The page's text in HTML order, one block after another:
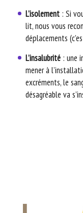
L’isolement : Si
lit, nous vous
déplacements
L’insalubrité : une
mener à
excréments, le
désagréable va